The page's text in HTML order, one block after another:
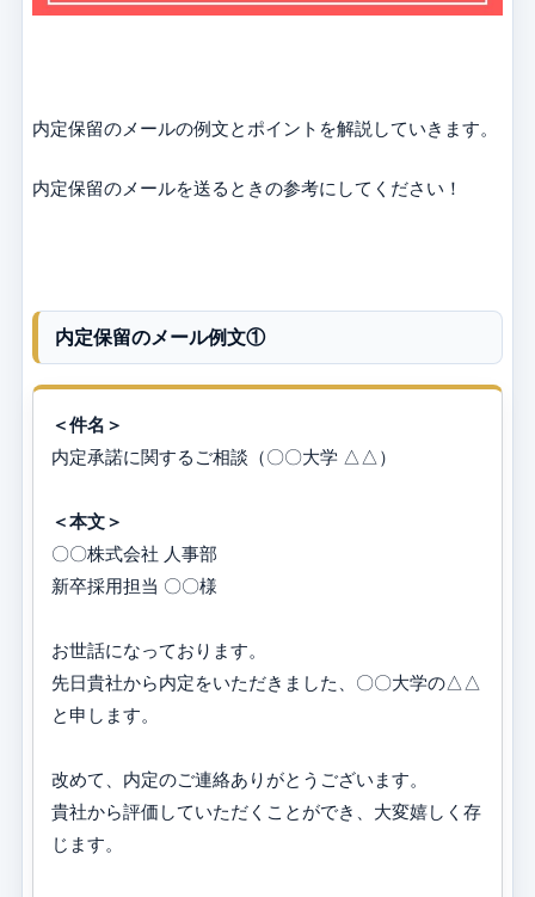
内定保留のメールの例文とポイントを解説していきます。
内定保留のメールを送るときの参考にしてください！
内定保留のメール例文①
＜件名＞
内定承諾に関するご相談（〇〇大学 △△）
＜本文＞
〇〇株式会社 人事部
新卒採用担当 〇〇様
お世話になっております。
先日貴社から内定をいただきました、〇〇大学の△△
と申します。
改めて、内定のご連絡ありがとうございます。
貴社から評価していただくことができ、大変嬉しく存
じます。